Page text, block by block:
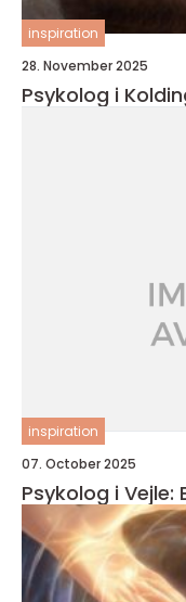
inspiration
28. November 2025
Psykolog i
inspiration
07. October 2025
Psykolog i Vejle: